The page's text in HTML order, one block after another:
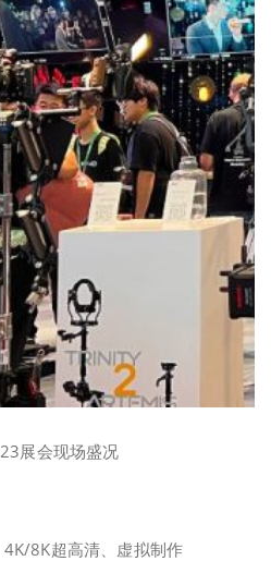
展会现场盛况
8K超高清、虚拟制作